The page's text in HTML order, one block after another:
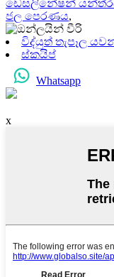
ඩෙසලිනේෂන්
ජල පෙරණය,
විද්යුත් තැපෑල
ස්කයිප්
Whatsapp
x